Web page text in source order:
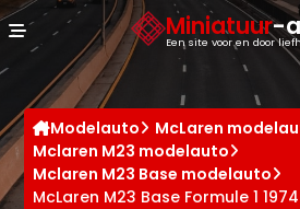
Miniatuur-
Een site voor en door
Modelauto
McLaren
Mclaren M23 modelauto
Mclaren M23 Base modelauto
McLaren M23 Base Formule 1
Cookies beheer paneel